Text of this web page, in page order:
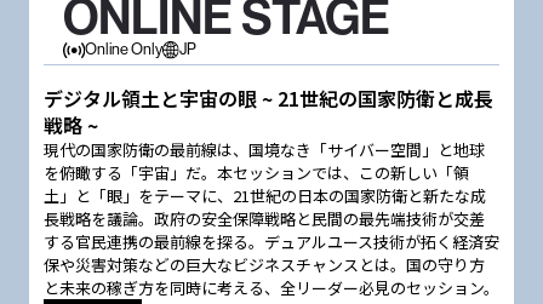
ONLINE STAGE
Online Only JP
デジタル領土と宇宙の眼 ~ 21世紀の国家防衛と成長
戦略 ~
現代の国家防衛の最前線は、国境なき「サイバー空間」と地球
を俯瞰する「宇宙」だ。本セッションでは、この新しい「領
土」と「眼」をテーマに、21世紀の日本の国家防衛と新たな成
長戦略を議論。政府の安全保障戦略と民間の最先端技術が交差
する官民連携の最前線を探る。デュアルユース技術が拓く経済安
保や災害対策などの巨大なビジネスチャンスとは。国の守り方
と未来の稼ぎ方を同時に考える、全リーダー必見のセッション。